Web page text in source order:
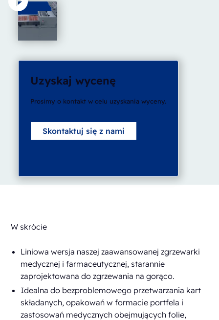
Uzyskaj wycenę
Prosimy o kontakt w celu uzyskania wyceny.
Skontaktuj się z nami
W skrócie
Liniowa wersja naszej zaawansowanej zgrzewarki
medycznej i farmaceutycznej, starannie
zaprojektowana do zgrzewania na gorąco.
Idealna do bezproblemowego przetwarzania kart
składanych, opakowań w formacie portfela i
zastosowań medycznych obejmujących folie,